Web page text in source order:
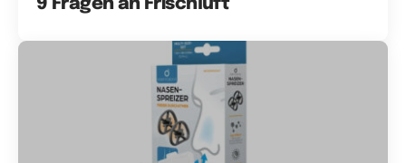
9 Fragen an Frischluft